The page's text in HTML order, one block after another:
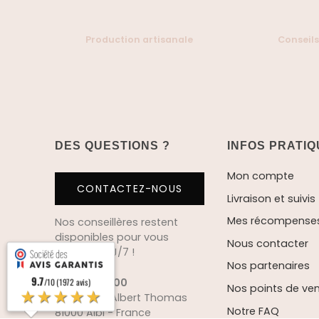
Production artisanale
DES QUESTIONS ?
CONTACTEZ-NOUS
Nos conseillères restent
disponibles pour vous
répondre 6J/7 !
05 63 60 71 00
112 Avenue Albert Thomas
81000 Albi - France
INFOS
Mon compte
Livraison et suivis
Mes
Nous contacter
Nos partenaires
Nos points de
Notre FAQ
9.7/10 (1972 avis)
★★★★★